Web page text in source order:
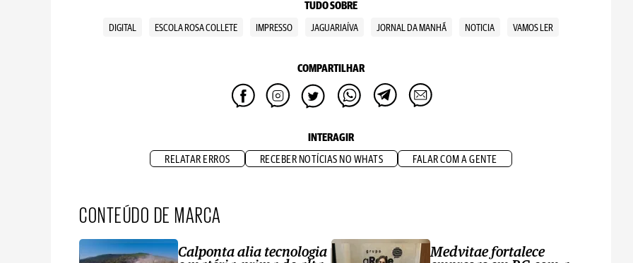
TUDO SOBRE
DIGITAL ESCOLA ROSA COLLETE IMPRESSO JAGUARIAÍVA JORNAL DA MANHÃ NOTICIA VAMOS LER
COMPARTILHAR
INTERAGIR
RELATAR ERROS RECEBER NOTÍCIAS NO WHATS FALAR COM A GENTE
CONTEÚDO DE MARCA
Calponta alia tecnologia
Medvitae fortalece